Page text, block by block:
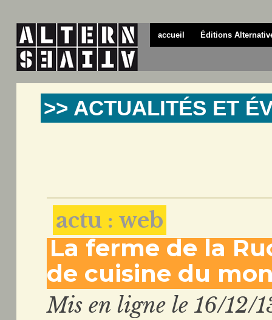
accueil Éditions
>> ACTUALITÉS ET
actu : web
La ferme de la
de cuisine du
Mis en ligne le 16/12/